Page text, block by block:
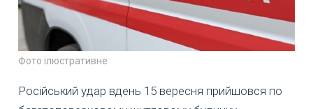
Фото ілюстративне
Російський удар вдень 15 вересня прийшовся по